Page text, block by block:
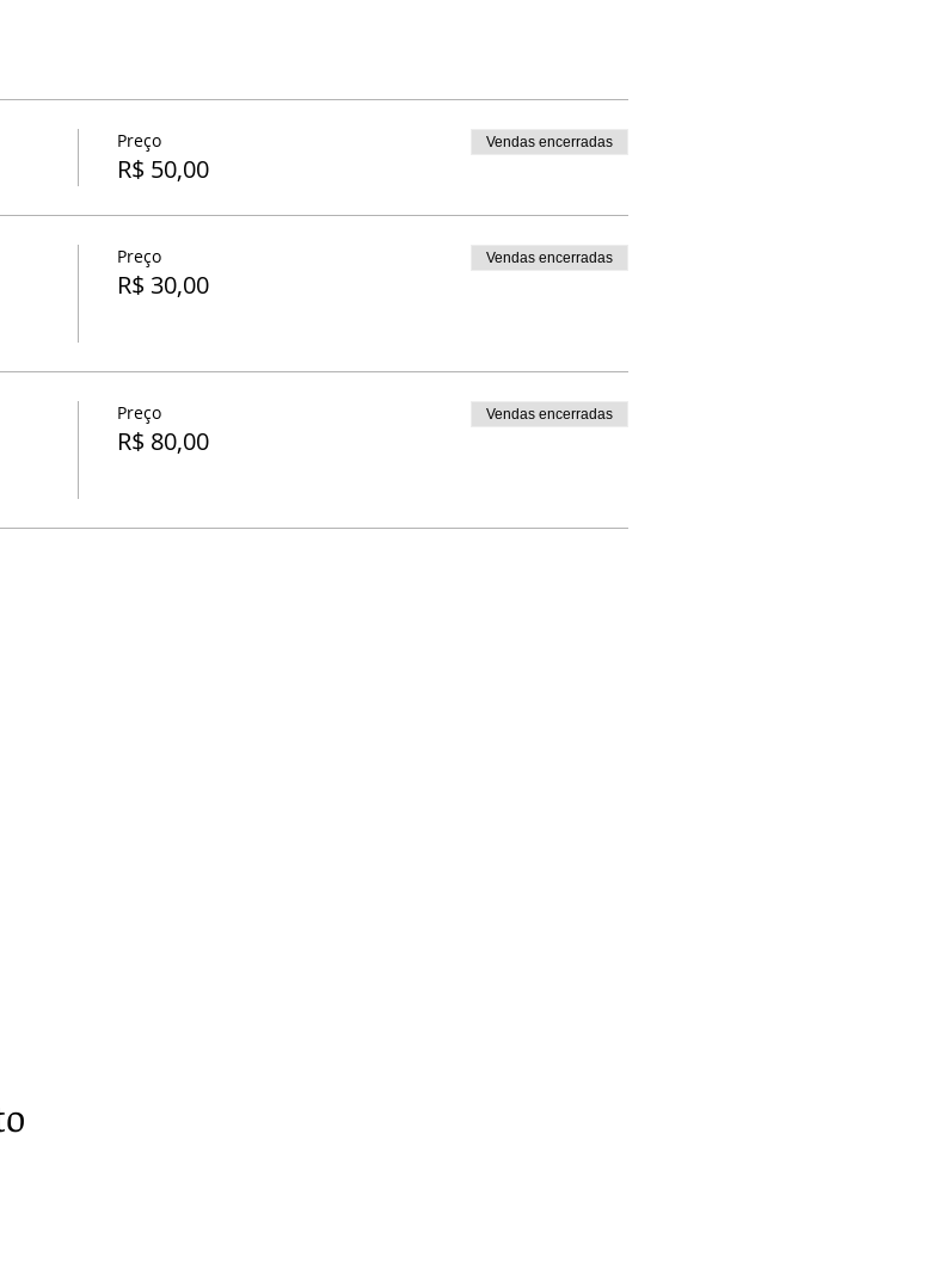
Preço
R$ 50,00
Vendas encerradas
Preço
R$ 30,00
Vendas encerradas
Preço
R$ 80,00
Vendas encerradas